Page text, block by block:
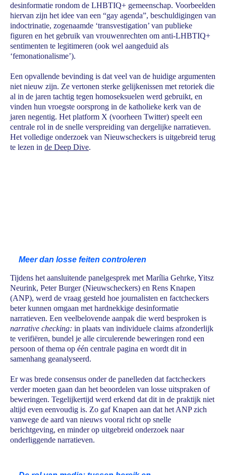
desinformatie rondom de LHBTIQ+ gemeenschap. Voorbeelden
hiervan zijn het idee van een “gay agenda”, beschuldigingen van
indoctrinatie, zogenaamde ‘transvestigation’ van publieke
figuren en het gebruik van vrouwenrechten om anti-LHBTIQ+
sentimenten te legitimeren (ook wel aangeduid als
‘femonationalisme’).
Een opvallende bevinding is dat veel van de huidige argumenten
niet nieuw zijn. Ze vertonen sterke gelijkenissen met retoriek die
al in de jaren tachtig tegen homoseksuelen werd gebruikt, en
vinden hun vroegste oorsprong in de katholieke kerk van de
jaren negentig. Het platform X (voorheen Twitter) speelt een
centrale rol in de snelle verspreiding van dergelijke narratieven.
Het volledige onderzoek van Nieuwscheckers is uitgebreid terug
te lezen in de Deep Dive.
Meer dan losse feiten controleren
Tijdens het aansluitende panelgesprek met Marília Gehrke, Yitsz
Neurink, Peter Burger (Nieuwscheckers) en Rens Knapen
(ANP), werd de vraag gesteld hoe journalisten en factcheckers
beter kunnen omgaan met hardnekkige desinformatie
narratieven. Een veelbelovende aanpak die werd besproken is
narrative checking: in plaats van individuele claims afzonderlijk
te verifiëren, bundel je alle circulerende beweringen rond een
persoon of thema op één centrale pagina en wordt dit in
samenhang geanalyseerd.
Er was brede consensus onder de panelleden dat factcheckers
verder moeten gaan dan het beoordelen van losse uitspraken of
beweringen. Tegelijkertijd werd erkend dat dit in de praktijk niet
altijd even eenvoudig is. Zo gaf Knapen aan dat het ANP zich
vanwege de aard van nieuws vooral richt op snelle
berichtgeving, en minder op uitgebreid onderzoek naar
onderliggende narratieven.